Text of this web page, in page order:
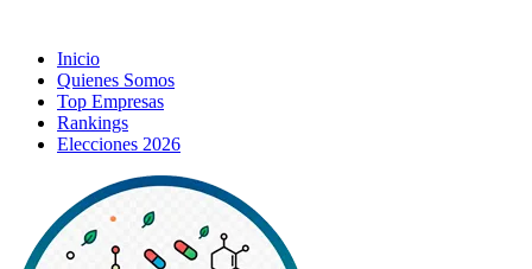
Inicio
Quienes Somos
Top Empresas
Rankings
Elecciones 2026